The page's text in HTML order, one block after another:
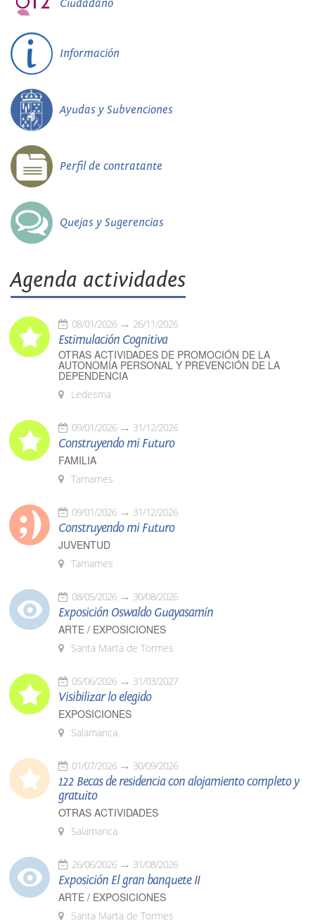
Ciudadano
Información
Ayudas y Subvenciones
Perfil de contratante
Quejas y Sugerencias
Agenda actividades
08/01/2026 26/11/2026
Estimulación Cognitiva
OTRAS ACTIVIDADES DE PROMOCIÓN DE LA
AUTONOMÍA PERSONAL Y PREVENCIÓN DE LA
DEPENDENCIA
Ledesma
09/01/2026 31/12/2026
Construyendo mi Futuro
FAMILIA
Tamames
09/01/2026 31/12/2026
Construyendo mi Futuro
JUVENTUD
Tamames
08/05/2026 30/08/2026
Exposición Oswaldo Guayasamín
ARTE / EXPOSICIONES
Santa Marta de Tormes
05/06/2026 31/03/2027
Visibilizar lo elegido
EXPOSICIONES
Salamanca
01/07/2026 30/09/2026
122 Becas de residencia con alojamiento completo y
gratuito
OTRAS ACTIVIDADES
Salamanca
26/06/2026 31/08/2026
Exposición El gran banquete II
ARTE / EXPOSICIONES
Santa Marta de Tormes